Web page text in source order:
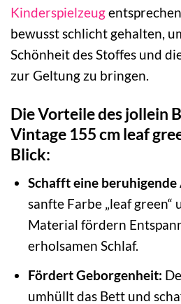
Kinderspielzeug
bewusst schlicht gehalten,
Schönheit des Stoffes und
zur Geltung zu bringen.
Die Vorteile des jollein
Vintage 155 cm leaf
Blick:
Schafft eine beruhigende
sanfte Farbe „leaf green“
Material fördern
erholsamen Schlaf.
Fördert Geborgenheit:
umhüllt das Bett und